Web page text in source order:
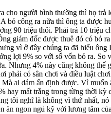
cho người bình thường thì họ trả
bỏ công ra nữa thì ông ta được
90 triệu thôi. Phải trả 10 triệu
giám đốc được thuê đó có bỏ
vì ở đây chúng ta đã hiểu
lợi 9% so với số vốn bỏ ra. So
Nhưng 4% này cũng không thể
phải có sân chơi và điều luật
ai dám ấn định được. Vì muốn
hay mất trắng trong từng thời kỳ
tôi nghĩ là không vì thứ nhất,
ăn ngon ngủ kỹ với lương tâm